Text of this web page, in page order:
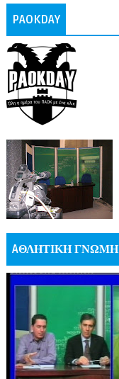
PAOKDAY
AΘΛΗΤΙΚΗ ΓΝΩΜΗ